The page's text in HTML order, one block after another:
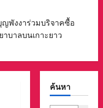
ญพังงาร่วมบริจาคซื้อ
บาลบนเกาะยาว
ค้นหา